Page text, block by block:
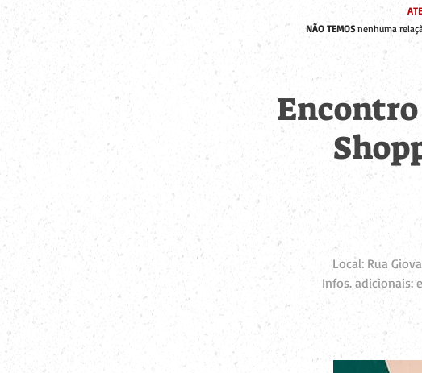
NÃO TEMOSnenhuma
Local: Rua
Infos. adicionais: